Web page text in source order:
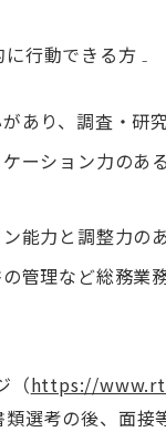
に行動できる方
あり、調査・研
ーション力のあ
能力と調整力の
管理など総務業
（https://
選考の後、面接